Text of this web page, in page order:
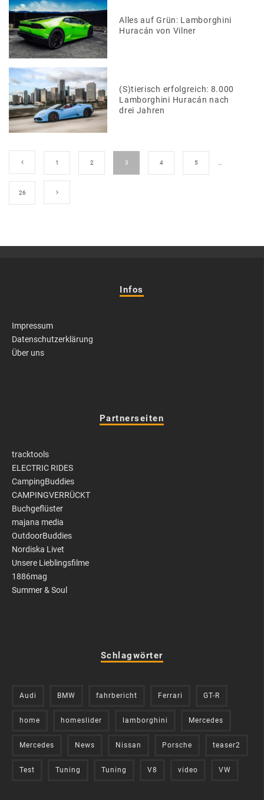
Alles auf Grün: Lamborghini
Huracán von Vilner
(S)tierisch erfolgreich: 8.000
Lamborghini Huracán nach
drei Jahren
1 2 3 4 5
26
Infos
Impressum
Datenschutzerklärung
Über uns
Partnerseiten
tracktools
ELECTRIC RIDES
CampingBuddies
CAMPINGVERRÜCKT
Buchgeflüster
majana media
OutdoorBuddies
Nordiska Livet
Unsere Lieblingsfilme
1886mag
Summer & Soul
Schlagwörter
Audi BMW fahrbericht Ferrari GT-R
home homeslider lamborghini Mercedes
Mercedes News Nissan Porsche teaser2
Test Tuning Tuning V8 video VW